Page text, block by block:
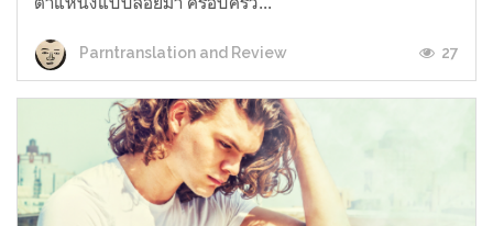
Parntranslation and Review 27